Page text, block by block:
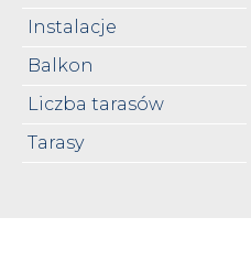
Instalacje
Balkon
Liczba tarasów
Tarasy